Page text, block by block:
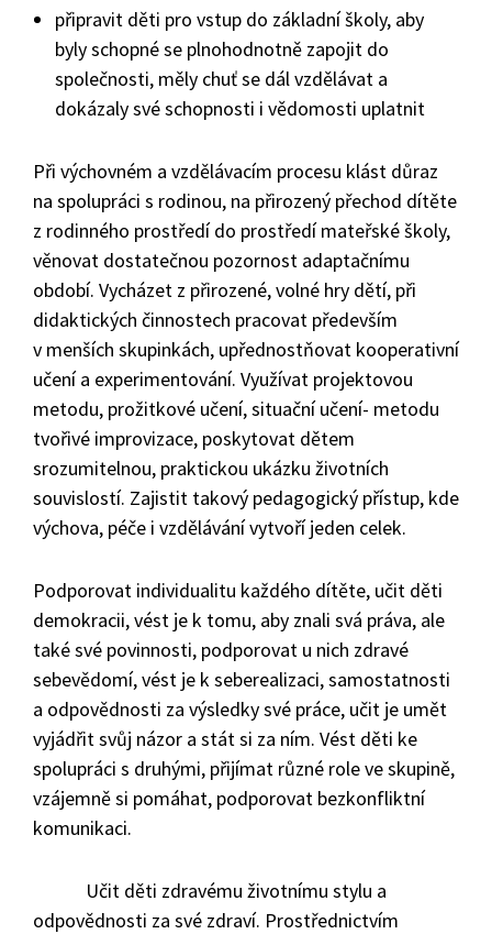
připravit děti pro vstup do základní školy, aby
byly schopné se plnohodnotně zapojit do
společnosti, měly chuť se dál vzdělávat a
dokázaly své schopnosti i vědomosti uplatnit
Při výchovném a vzdělávacím procesu klást důraz
na spolupráci s rodinou, na přirozený přechod dítěte
z rodinného prostředí do prostředí mateřské školy,
věnovat dostatečnou pozornost adaptačnímu
období. Vycházet z přirozené, volné hry dětí, při
didaktických činnostech pracovat především
v menších skupinkách, upřednostňovat kooperativní
učení a experimentování. Využívat projektovou
metodu, prožitkové učení, situační učení- metodu
tvořivé improvizace, poskytovat dětem
srozumitelnou, praktickou ukázku životních
souvislostí. Zajistit takový pedagogický přístup, kde
výchova, péče i vzdělávání vytvoří jeden celek.
Podporovat individualitu každého dítěte, učit děti
demokracii, vést je k tomu, aby znali svá práva, ale
také své povinnosti, podporovat u nich zdravé
sebevědomí, vést je k seberealizaci, samostatnosti
a odpovědnosti za výsledky své práce, učit je umět
vyjádřit svůj názor a stát si za ním. Vést děti ke
spolupráci s druhými, přijímat různé role ve skupině,
vzájemně si pomáhat, podporovat bezkonfliktní
komunikaci.
Učit děti zdravému životnímu stylu a
odpovědnosti za své zdraví. Prostřednictvím